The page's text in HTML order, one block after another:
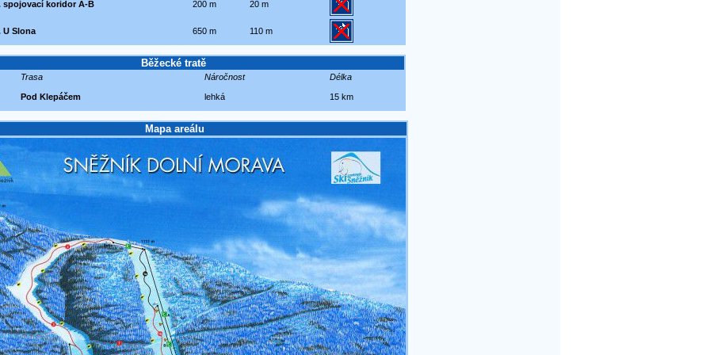
spojovací koridor A-B 200 m 20 m
U Slona 650 m 110 m
Běžecké tratě
Trasa Náročnost Délka
Pod Klepáčem lehká 15 km
Mapa areálu